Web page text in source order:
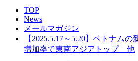
TOP
News
メールマガジン
【2025.5.17～5.20】ベトナムの
増加率で東南アジアトップ 他